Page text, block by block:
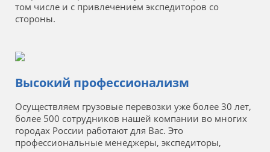
том числе и с привлечением экспедиторов со
стороны.
Высокий профессионализм
Осуществляем грузовые перевозки уже более 30 лет,
более 500 сотрудников нашей компании во многих
городах России работают для Вас. Это
профессиональные менеджеры, экспедиторы,